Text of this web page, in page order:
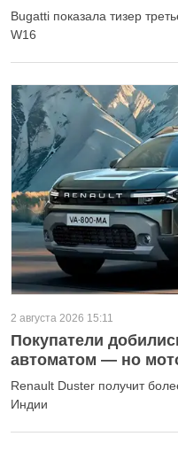
Bugatti показала тизер
W16
2 августа 2026 15:11
Покупатели
автоматом — но
Renault Duster получит
Индии